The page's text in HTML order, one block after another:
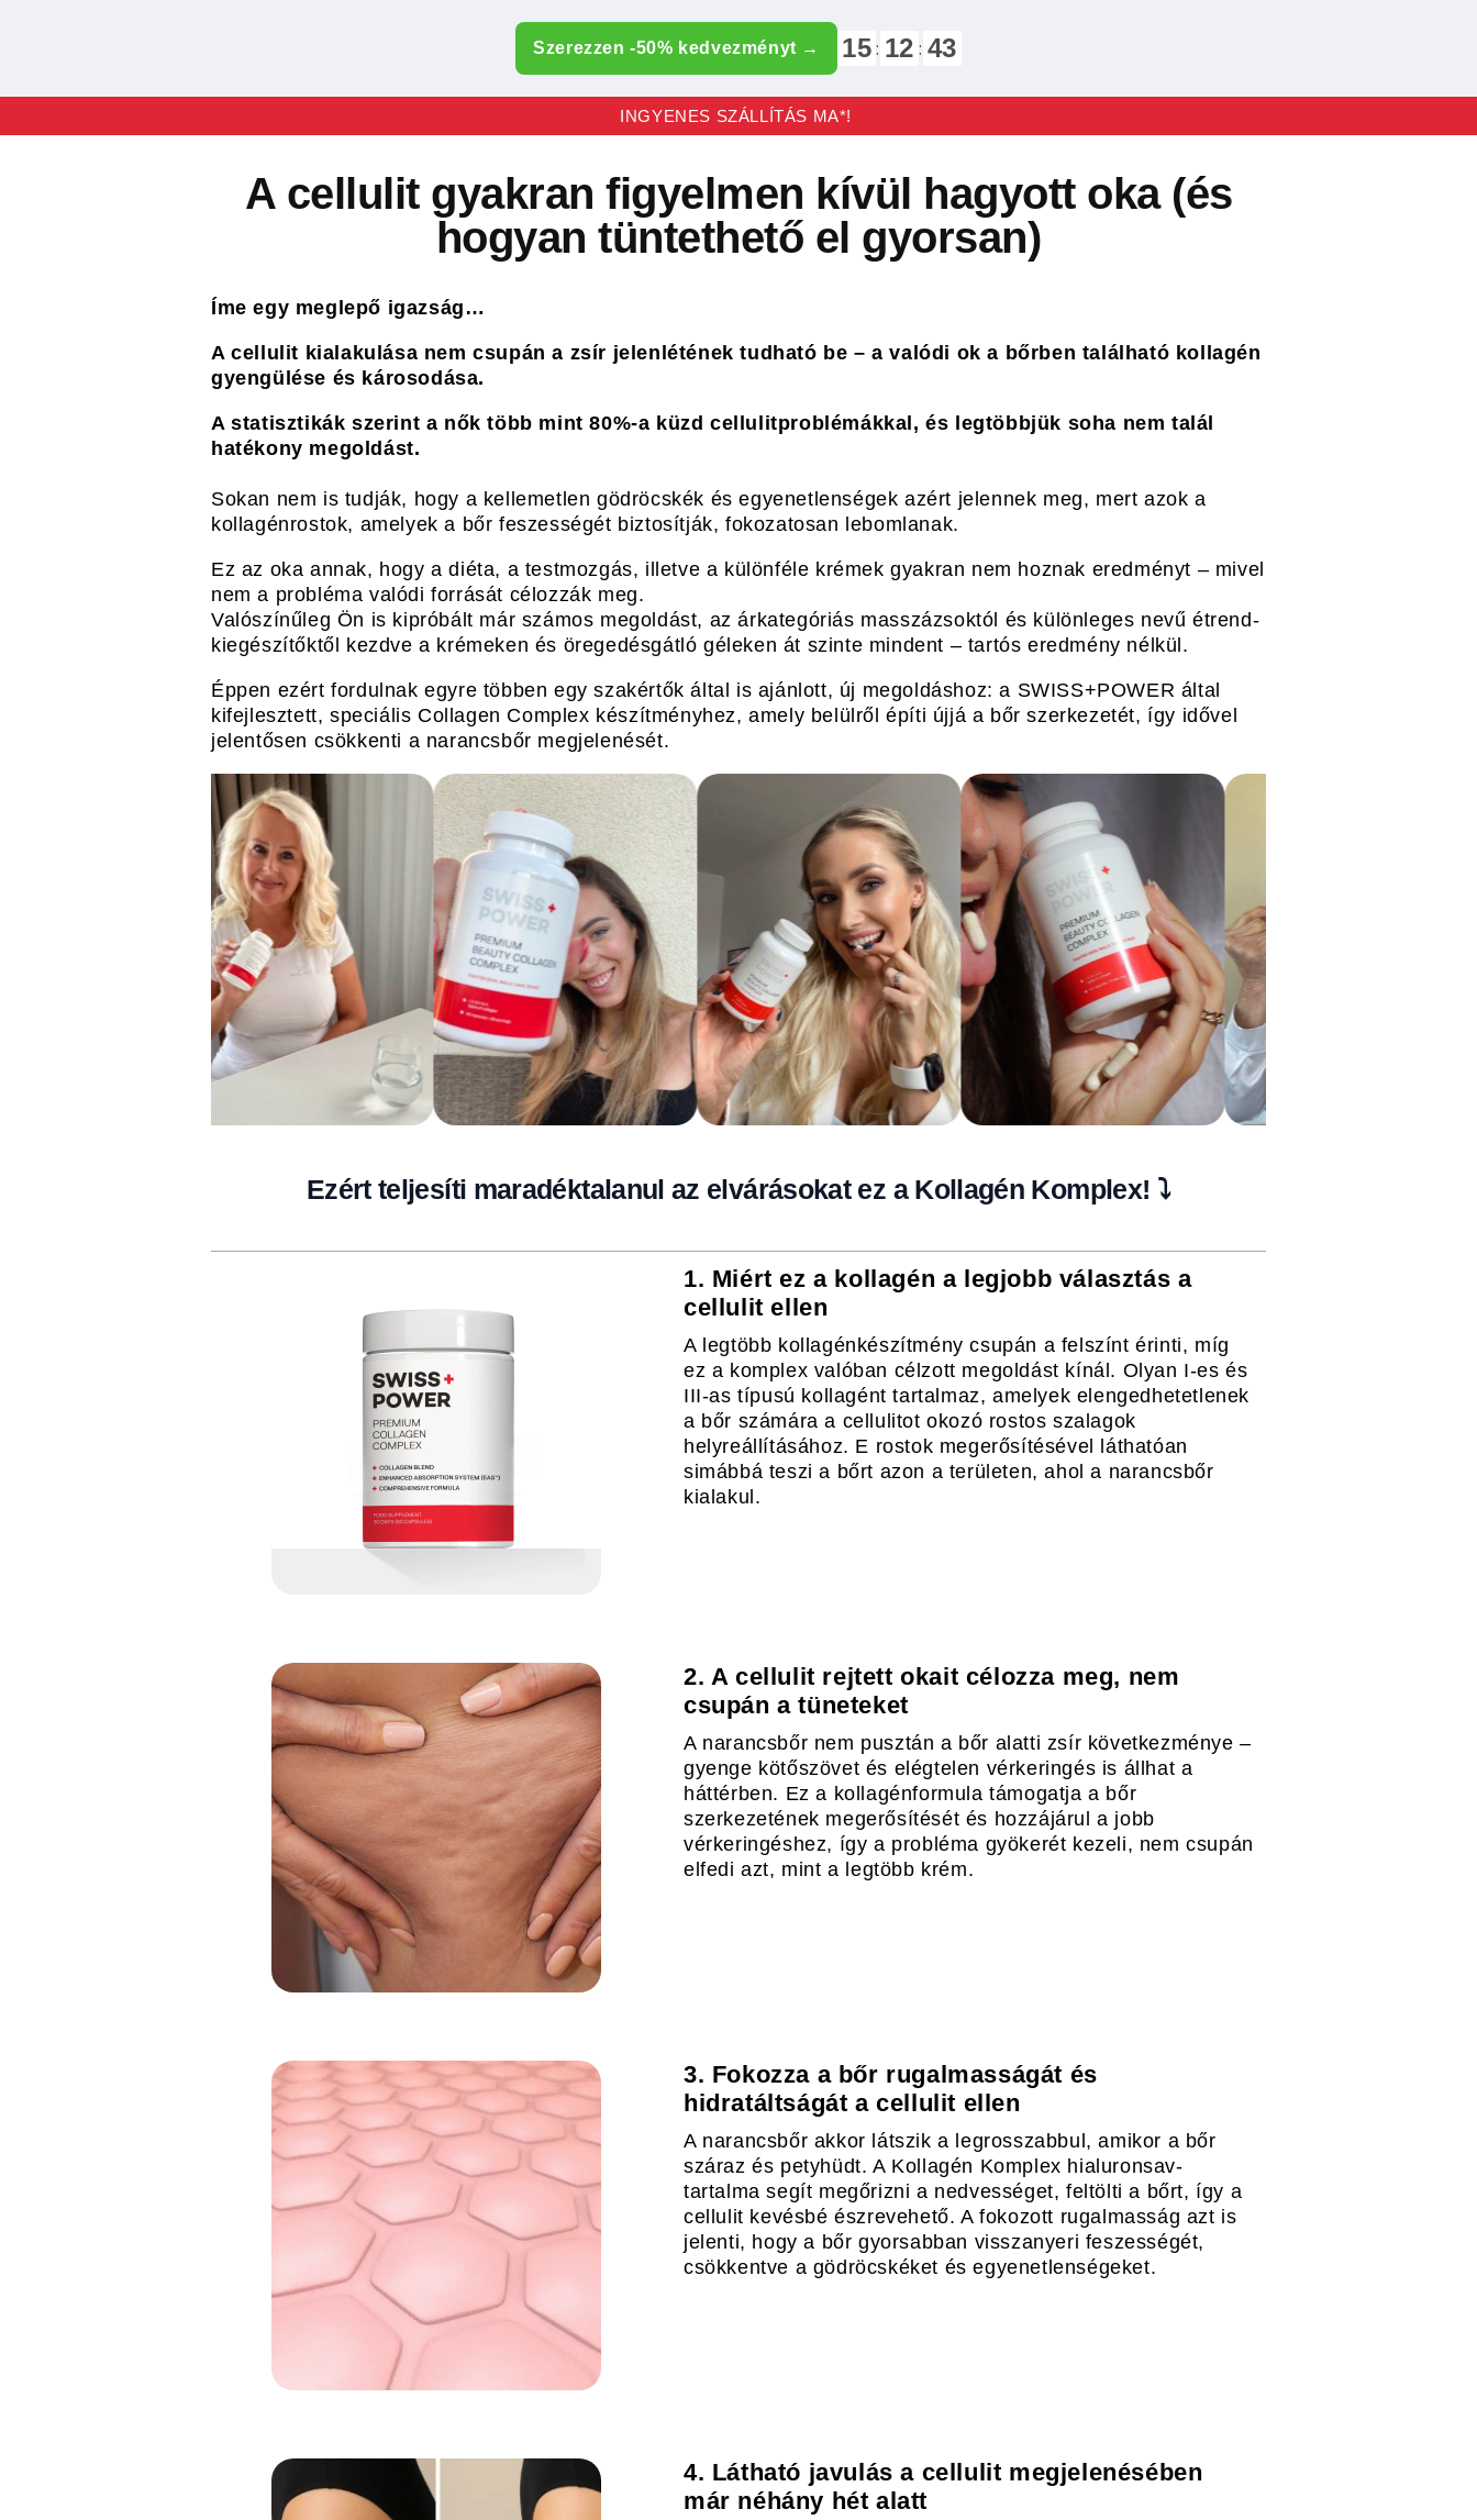
Szerezzen -50% kedvezményt → 15: 12 : 41
INGYENES SZÁLLÍTÁS MA*!
A cellulit gyakran figyelmen kívül hagyott oka (és
hogyan tüntethető el gyorsan)
Íme egy meglepő igazság…
A cellulit kialakulása nem csupán a zsír jelenlétének tudható be – a valódi ok a bőrben található kollagén
gyengülése és károsodása.
A statisztikák szerint a nők több mint 80%-a küzd cellulitproblémákkal, és legtöbbjük soha nem talál
hatékony megoldást.
Sokan nem is tudják, hogy a kellemetlen gödröcskék és egyenetlenségek azért jelennek meg, mert azok a
kollagénrostok, amelyek a bőr feszességét biztosítják, fokozatosan lebomlanak.
Ez az oka annak, hogy a diéta, a testmozgás, illetve a különféle krémek gyakran nem hoznak eredményt – mivel
nem a probléma valódi forrását célozzák meg.
Valószínűleg Ön is kipróbált már számos megoldást, az árkategóriás masszázsoktól és különleges nevű étrend-
kiegészítőktől kezdve a krémeken és öregedésgátló géleken át szinte mindent – tartós eredmény nélkül.
Éppen ezért fordulnak egyre többen egy szakértők által is ajánlott, új megoldáshoz: a SWISS+POWER által
kifejlesztett, speciális Collagen Complex készítményhez, amely belülről építi újjá a bőr szerkezetét, így idővel
jelentősen csökkenti a narancsbőr megjelenését.
Ezért teljesíti maradéktalanul az elvárásokat ez a Kollagén Komplex! ⤵️
1. Miért ez a kollagén a legjobb választás a
cellulit ellen
A legtöbb kollagénkészítmény csupán a felszínt érinti, míg
ez a komplex valóban célzott megoldást kínál. Olyan I-es és
III-as típusú kollagént tartalmaz, amelyek elengedhetetlenek
a bőr számára a cellulitot okozó rostos szalagok
helyreállításához. E rostok megerősítésével láthatóan
simábbá teszi a bőrt azon a területen, ahol a narancsbőr
kialakul.
2. A cellulit rejtett okait célozza meg, nem
csupán a tüneteket
A narancsbőr nem pusztán a bőr alatti zsír következménye –
gyenge kötőszövet és elégtelen vérkeringés is állhat a
háttérben. Ez a kollagénformula támogatja a bőr
szerkezetének megerősítését és hozzájárul a jobb
vérkeringéshez, így a probléma gyökerét kezeli, nem csupán
elfedi azt, mint a legtöbb krém.
3. Fokozza a bőr rugalmasságát és
hidratáltságát a cellulit ellen
A narancsbőr akkor látszik a legrosszabbul, amikor a bőr
száraz és petyhüdt. A Kollagén Komplex hialuronsav-
tartalma segít megőrizni a nedvességet, feltölti a bőrt, így a
cellulit kevésbé észrevehető. A fokozott rugalmasság azt is
jelenti, hogy a bőr gyorsabban visszanyeri feszességét,
csökkentve a gödröcskéket és egyenetlenségeket.
4. Látható javulás a cellulit megjelenésében
már néhány hét alatt